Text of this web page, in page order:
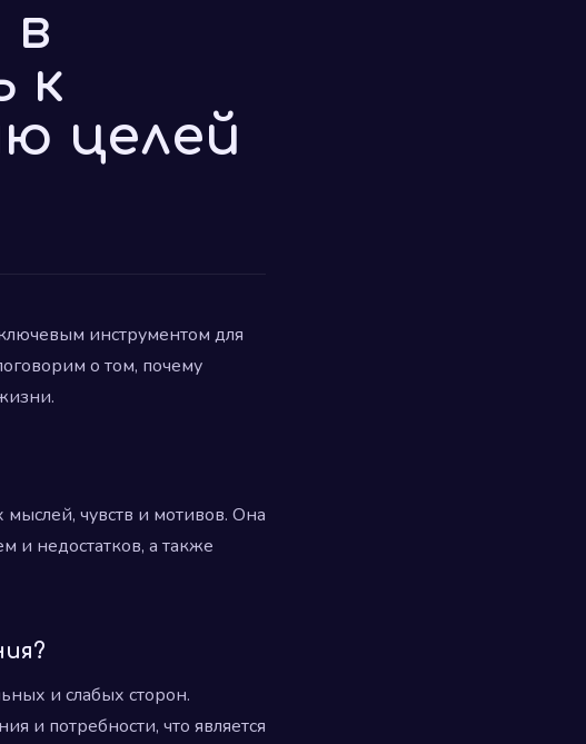
в
к
целей
инструментом для
о том, почему
мыслей, чувств и мотивов. Она
и недостатков, а также
и слабых сторон.
и потребности, что является